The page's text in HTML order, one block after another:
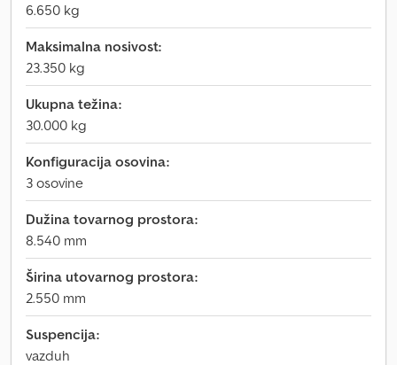
6.650 kg
Maksimalna nosivost:
23.350 kg
Ukupna težina:
30.000 kg
Konfiguracija osovina:
3 osovine
Dužina tovarnog prostora:
8.540 mm
Širina utovarnog prostora:
2.550 mm
Suspencija:
vazduh